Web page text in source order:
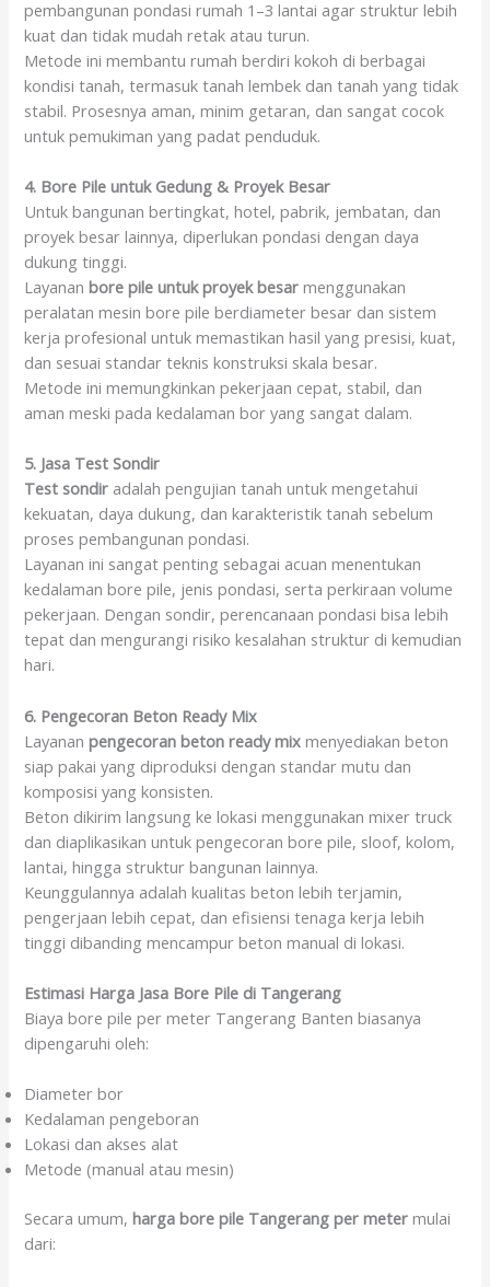
pembangunan pondasi rumah 1–3 lantai agar struktur lebih
kuat dan tidak mudah retak atau turun.
Metode ini membantu rumah berdiri kokoh di berbagai
kondisi tanah, termasuk tanah lembek dan tanah yang tidak
stabil. Prosesnya aman, minim getaran, dan sangat cocok
untuk pemukiman yang padat penduduk.
4. Bore Pile untuk Gedung & Proyek Besar
Untuk bangunan bertingkat, hotel, pabrik, jembatan, dan
proyek besar lainnya, diperlukan pondasi dengan daya
dukung tinggi.
Layananbore pile untuk proyek besar menggunakan
peralatan mesin bore pile berdiameter besar dan sistem
kerja profesional untuk memastikan hasil yang presisi, kuat,
dan sesuai standar teknis konstruksi skala besar.
Metode ini memungkinkan pekerjaan cepat, stabil, dan
aman meski pada kedalaman bor yang sangat dalam.
5. Jasa Test Sondir
Test sondir adalah pengujian tanah untuk mengetahui
kekuatan, daya dukung, dan karakteristik tanah sebelum
proses pembangunan pondasi.
Layanan ini sangat penting sebagai acuan menentukan
kedalaman bore pile, jenis pondasi, serta perkiraan volume
pekerjaan. Dengan sondir, perencanaan pondasi bisa lebih
tepat dan mengurangi risiko kesalahan struktur di kemudian
hari.
6. Pengecoran Beton Ready Mix
Layananpengecoran beton ready mix menyediakan beton
siap pakai yang diproduksi dengan standar mutu dan
komposisi yang konsisten.
Beton dikirim langsung ke lokasi menggunakan mixer truck
dan diaplikasikan untuk pengecoran bore pile, sloof, kolom,
lantai, hingga struktur bangunan lainnya.
Keunggulannya adalah kualitas beton lebih terjamin,
pengerjaan lebih cepat, dan efisiensi tenaga kerja lebih
tinggi dibanding mencampur beton manual di lokasi.
Estimasi Harga Jasa Bore Pile di Tangerang
Biaya bore pile per meter Tangerang Banten biasanya
dipengaruhi oleh:
Diameter bor
Kedalaman pengeboran
Lokasi dan akses alat
Metode (manual atau mesin)
Secara umum,harga bore pile Tangerang per meter mulai
dari: